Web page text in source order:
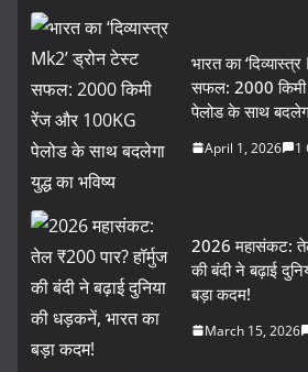
भारत का
सफल: 2000
पेलोड के साथ
April 1, 2026 1
2026 महासंकट:
की बंदी ने बढ़ाई
बड़ा कदम!
March 15, 2026